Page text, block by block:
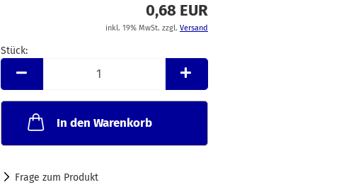
0,68 EUR
inkl. 19% MwSt. zzgl. Versand
Stück:
Stück
In den Warenkorb
Frage zum Produkt